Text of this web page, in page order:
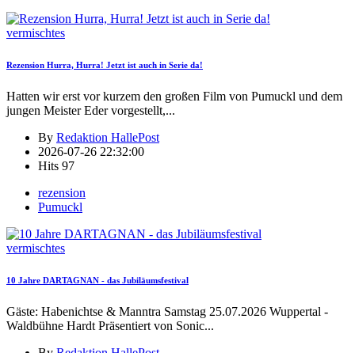
vermischtes
Rezension Hurra, Hurra! Jetzt ist auch in Serie da!
Hatten wir erst vor kurzem den großen Film von Pumuckl und dem
jungen Meister Eder vorgestellt,...
By Redaktion HallePost
2026-07-26 22:32:00
Hits 97
rezension
Pumuckl
vermischtes
10 Jahre DARTAGNAN - das Jubiläumsfestival
Gäste: Habenichtse & Manntra Samstag 25.07.2026 Wuppertal -
Waldbühne Hardt Präsentiert von Sonic...